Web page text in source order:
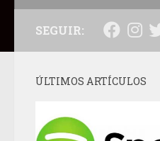
SEGUIR:
ÚLTIMOS ARTÍCULOS